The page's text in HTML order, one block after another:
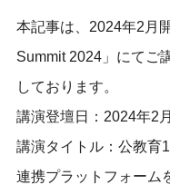
本記事は、2024年2月
Summit 2024」にてご
しております。
講演登壇日：2024年2
講演タイトル：公教育
連携プラットフォーム